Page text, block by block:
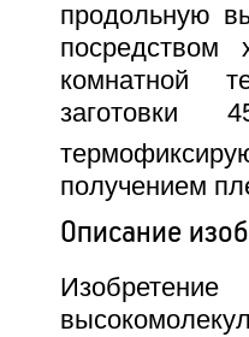
продольную
комнатной
заготовки
получением
Описание